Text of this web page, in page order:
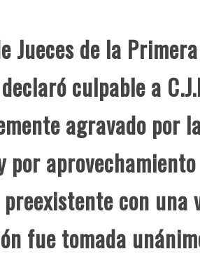
Jueces de la Primera
culpable a
agravado por
con una
fue tomada